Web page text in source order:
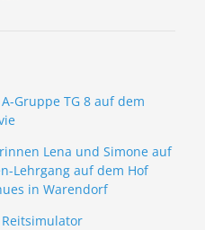
Gruppe TG 8 auf dem
Lena und Simone auf
Lehrgang auf dem Hof
in Warendorf